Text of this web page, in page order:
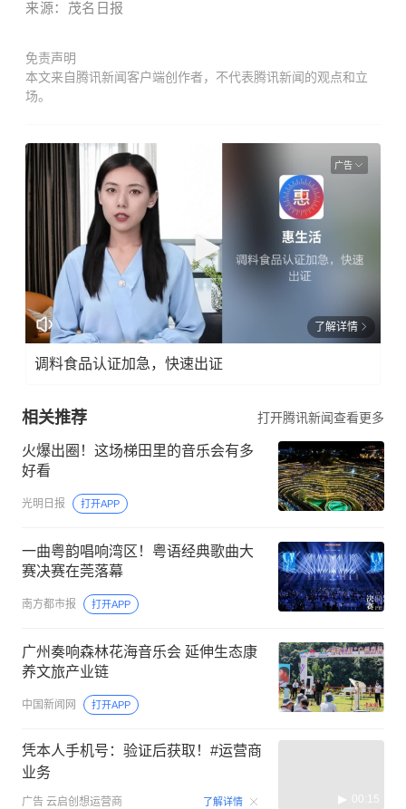
来源：茂名日报
免责声明
本文来自腾讯新闻客户端创作者，不代表腾讯新闻的观点和立
场。
广告
了解详情
调料食品认证加急，快速出证
相关推荐 打开腾讯新闻查看更多
火爆出圈！这场梯田里的音乐会有多
好看
光明日报 打开APP
一曲粤韵唱响湾区！粤语经典歌曲大
赛决赛在莞落幕
南方都市报 打开APP
广州奏响森林花海音乐会 延伸生态康
养文旅产业链
中国新闻网 打开APP
凭本人手机号：验证后获取！#运营商
业务
广告 云启创想运营商 了解详情 00:15